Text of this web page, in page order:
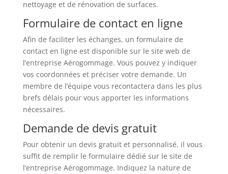
nettoyage et de rénovation de surfaces.
Formulaire de contact en ligne
Afin de faciliter les échanges, un formulaire de
contact en ligne est disponible sur le site web de
l’entreprise Aérogommage. Vous pouvez y indiquer
vos coordonnées et préciser votre demande. Un
membre de l’équipe vous recontactera dans les plus
brefs délais pour vous apporter les informations
nécessaires.
Demande de devis gratuit
Pour obtenir un devis gratuit et personnalisé, il vous
suffit de remplir le formulaire dédié sur le site de
l’entreprise Aérogommage. Indiquez la nature de